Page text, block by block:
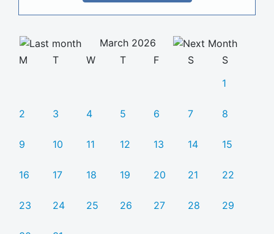
March 2026
M
T W T F S
S
1
2 3 4 5 6 7 8
9 10 11 12 13 14 15
16 17 18 19 20 21 22
23 24 25 26 27 28 29